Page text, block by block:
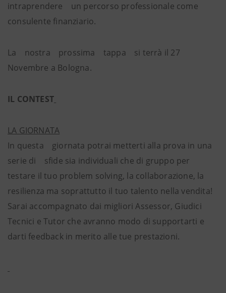
intraprendere un percorso professionale come
consulente finanziario.
La nostra prossima tappa si terrà il 27
Novembre a Bologna.
IL CONTEST
LA GIORNATA
In questa giornata potrai metterti alla prova in una
serie di sfide sia individuali che di gruppo per
testare il tuo problem solving, la collaborazione, la
resilienza ma soprattutto il tuo talento nella vendita!
Sarai accompagnato dai migliori Assessor, Giudici
Tecnici e Tutor che avranno modo di supportarti e
darti feedback in merito alle tue prestazioni.